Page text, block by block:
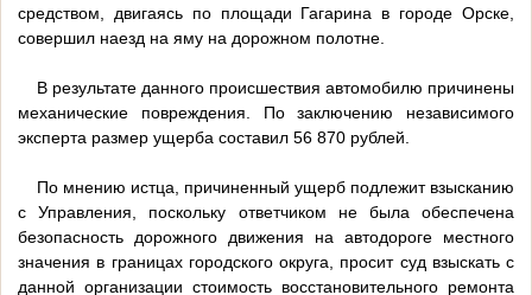
средством, двигаясь по площади Гагарина в городе Орске,
совершил наезд на яму на дорожном полотне.
В результате данного происшествия автомобилю причинены
механические повреждения. По заключению независимого
эксперта размер ущерба составил 56 870 рублей.
По мнению истца, причиненный ущерб подлежит взысканию
с Управления, поскольку ответчиком не была обеспечена
безопасность дорожного движения на автодороге местного
значения в границах городского округа, просит суд взыскать с
данной организации стоимость восстановительного ремонта